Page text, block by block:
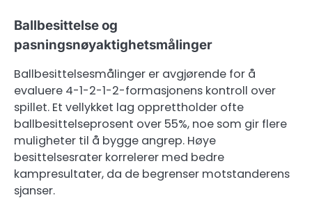
Ballbesittelse og
pasningsnøyaktighetsmålinger
Ballbesittelsesmålinger er avgjørende for å
evaluere 4-1-2-1-2-formasjonens kontroll over
spillet. Et vellykket lag opprettholder ofte
ballbesittelseprosent over 55%, noe som gir flere
muligheter til å bygge angrep. Høye
besittelsesrater korrelerer med bedre
kampresultater, da de begrenser motstanderens
sjanser.